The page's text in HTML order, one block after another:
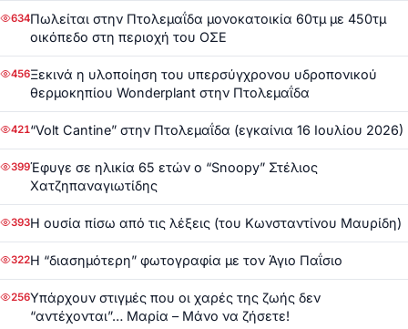
634Πωλείται στην Πτολεμαΐδα μονοκατοικία 60τμ με 450τμ
οικόπεδο στη περιοχή του ΟΣΕ
456Ξεκινά η υλοποίηση του υπερσύγχρονου υδροπονικού
θερμοκηπίου Wonderplant στην Πτολεμαΐδα
421“Volt Cantine” στην Πτολεμαΐδα (εγκαίνια 16 Ιουλίου 2026)
399Έφυγε σε ηλικία 65 ετών ο “Snoopy” Στέλιος
Χατζηπαναγιωτίδης
393Η ουσία πίσω από τις λέξεις (του Κωνσταντίνου Μαυρίδη)
322Η “διασημότερη” φωτογραφία με τον Άγιο Παΐσιο
256Υπάρχουν στιγμές που οι χαρές της ζωής δεν
“αντέχονται”… Μαρία – Μάνο να ζήσετε!